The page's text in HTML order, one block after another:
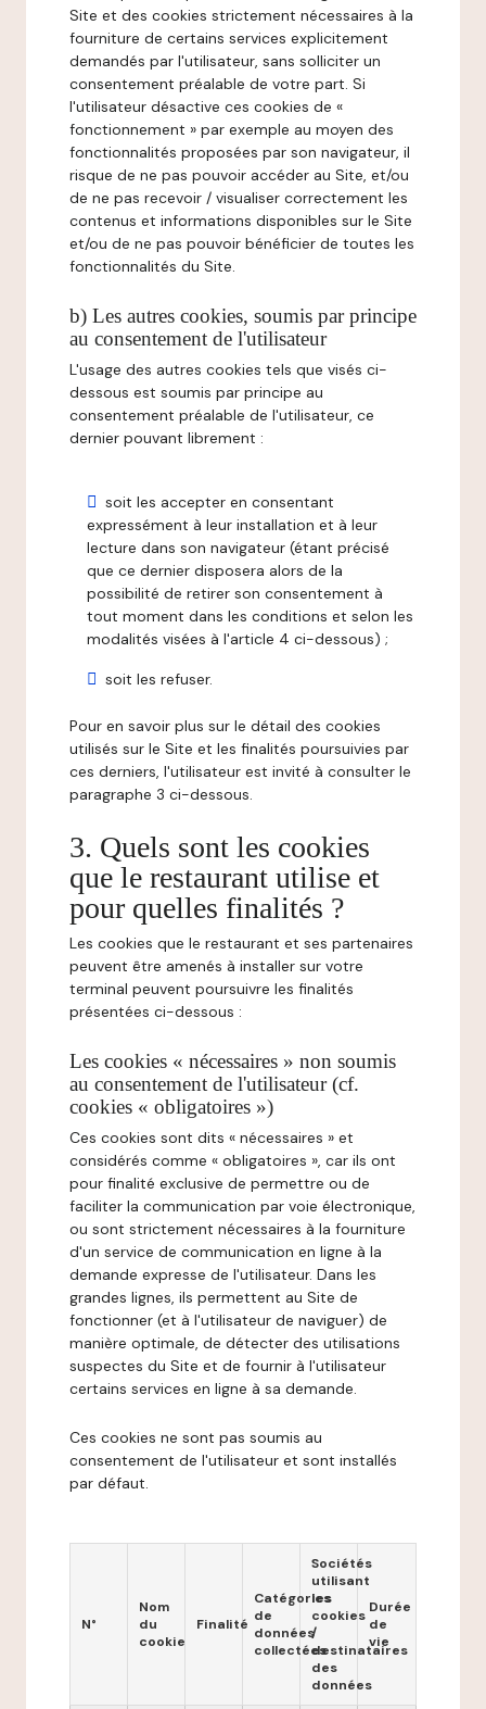
Site et des cookies strictement nécessaires à la
fourniture de certains services explicitement
demandés par l'utilisateur, sans solliciter un
consentement préalable de votre part. Si
l'utilisateur désactive ces cookies de «
fonctionnement » par exemple au moyen des
fonctionnalités proposées par son navigateur, il
risque de ne pas pouvoir accéder au Site, et/ou
de ne pas recevoir / visualiser correctement les
contenus et informations disponibles sur le Site
et/ou de ne pas pouvoir bénéficier de toutes les
fonctionnalités du Site.
b) Les autres cookies, soumis par principe
au consentement de l'utilisateur
L'usage des autres cookies tels que visés ci-
dessous est soumis par principe au
consentement préalable de l'utilisateur, ce
dernier pouvant librement :
soit les accepter en consentant
expressément à leur installation et à leur
lecture dans son navigateur (étant précisé
que ce dernier disposera alors de la
possibilité de retirer son consentement à
tout moment dans les conditions et selon les
modalités visées à l'article 4 ci-dessous) ;
soit les refuser.
Pour en savoir plus sur le détail des cookies
utilisés sur le Site et les finalités poursuivies par
ces derniers, l'utilisateur est invité à consulter le
paragraphe 3 ci-dessous.
3. Quels sont les cookies
que le restaurant utilise et
pour quelles finalités ?
Les cookies que le restaurant et ses partenaires
peuvent être amenés à installer sur votre
terminal peuvent poursuivre les finalités
présentées ci-dessous :
Les cookies « nécessaires » non soumis
au consentement de l'utilisateur (cf.
cookies « obligatoires »)
Ces cookies sont dits « nécessaires » et
considérés comme « obligatoires », car ils ont
pour finalité exclusive de permettre ou de
faciliter la communication par voie électronique,
ou sont strictement nécessaires à la fourniture
d'un service de communication en ligne à la
demande expresse de l'utilisateur. Dans les
grandes lignes, ils permettent au Site de
fonctionner (et à l'utilisateur de naviguer) de
manière optimale, de détecter des utilisations
suspectes du Site et de fournir à l'utilisateur
certains services en ligne à sa demande.
Ces cookies ne sont pas soumis au
consentement de l'utilisateur et sont installés
par défaut.
N°
Nom
du
cookie
Finalité
Catégories
de
données
collectées
Sociétés
utilisant
les
cookies
/
destinataires
des
données
Durée
de
vie